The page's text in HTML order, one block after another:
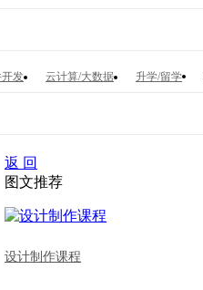
发 云计算/大数据 升学/留学
返 回
图文推荐
设计制作课程